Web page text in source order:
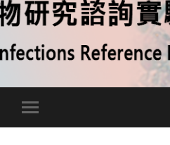
Toggle
mobile